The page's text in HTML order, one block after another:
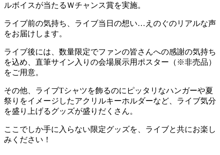
ルボイスが当たるＷチャンス賞を実施。
ライブ前の気持ち、ライブ当日の想い…えのぐのリアルな声
をお届けします。
ライブ後には、数量限定でファンの皆さんへの感謝の気持ち
を込め、直筆サイン⼊りの会場展⽰⽤ポスター（※⾮売品）
をご⽤意。
その他、ライブTシャツを飾るのにピッタリなハンガーや夏
祭りをイメージしたアクリルキーホルダーなど、ライブ気分
を盛り上げるグッズが盛りだくさん。
ここでしか手に入らない限定グッズを、ライブと共にお楽し
みください！